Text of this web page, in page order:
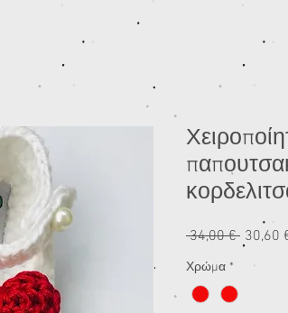
34,00 €
τιμή
30,60
Χρώμα *